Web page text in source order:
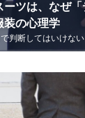
ーツは、なぜ
装の心理学